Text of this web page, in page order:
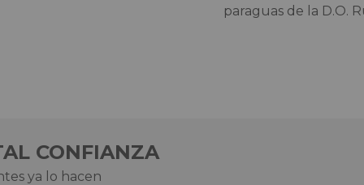
paraguas de la D.O.
CONFIANZA
ya lo hacen